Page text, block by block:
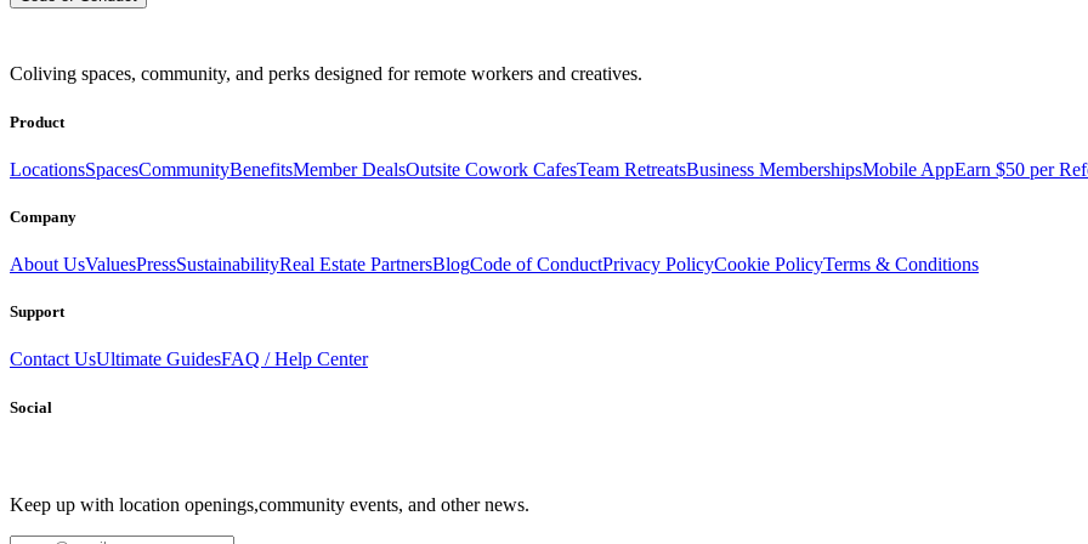
Coliving spaces, community, and perks designed for remote workers and creatives.
Product
LocationsSpacesCommunityBenefitsMember DealsOutsite Cowork CafesTeam RetreatsBusiness MembershipsMobile AppEarn $50 per
Company
About UsValuesPressSustainabilityReal Estate PartnersBlogCode of ConductPrivacy PolicyCookie PolicyTerms & Conditions
Support
Contact UsUltimate GuidesFAQ / Help Center
Social
Keep up with location openings,community events, and other news.